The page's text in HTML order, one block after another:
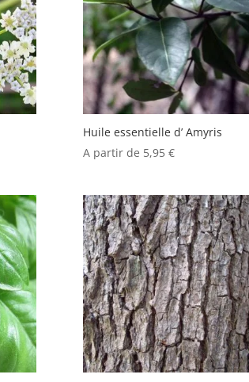
Huile essentielle d’ Amyris
A partir de 5,95 €